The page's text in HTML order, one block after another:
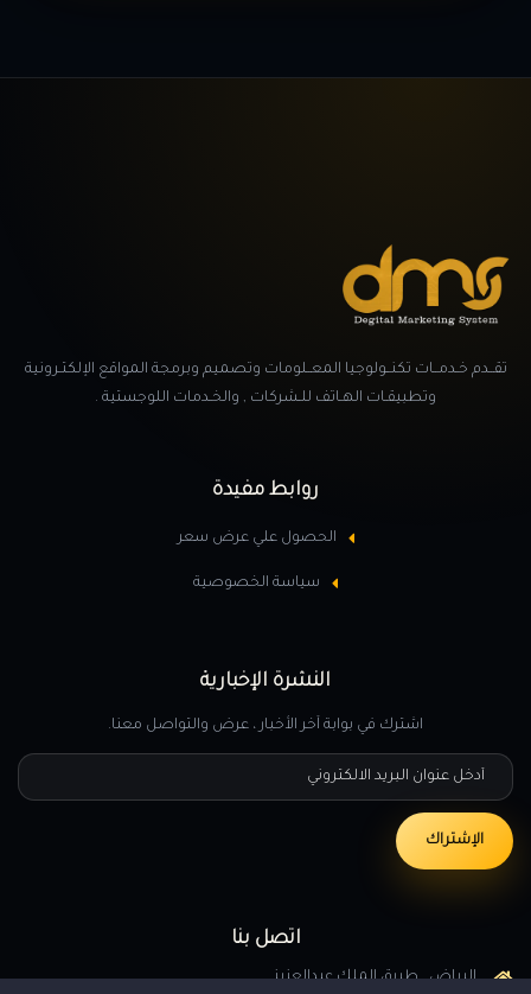
تقــدم خـدمــات تكنــولوجيا المعــلومات وتصميم وبرمجة المواقع الإلكتـرونية
وتطبيقـات الهـاتف للـشركات , والخـدمات اللوجستية .
روابط مفيدة
الحصول علي عرض سعر
سياسة الخصوصية
النشرة الإخبارية
اشترك في بوابة آخر الأخبار ، عرض والتواصل معنا.
أدخل عنوان البريد الالكتروني
الإشتراك
اتصل بنا
الرياض , طريق الملك عبدالعزيز